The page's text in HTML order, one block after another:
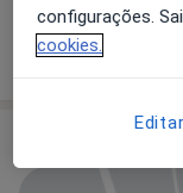
configurações.
cookies.